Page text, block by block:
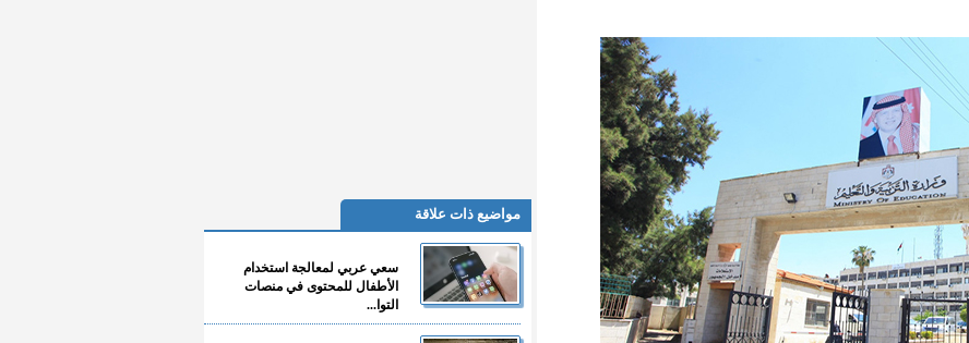
مواضيع ذات علاقة
سعي عربي لمعالجة استخدام
الأطفال للمحتوى في منصات
التوا...